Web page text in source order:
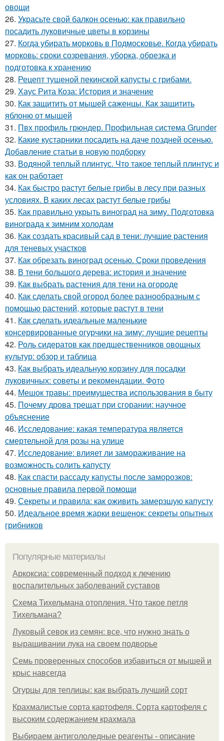
овощи
26. Украсьте свой балкон осенью: как правильно
посадить луковичные цветы в корзины
27. Когда убирать морковь в Подмосковье. Когда убирать
морковь: сроки созревания, уборка, обрезка и
подготовка к хранению
28. Рецепт тушеной пекинской капусты с грибами.
29. Хаус Рита Коза: История и значение
30. Как защитить от мышей саженцы. Как защитить
яблоню от мышей
31. Пвх профиль грюндер. Профильная система Grunder
32. Какие кустарники посадить на даче поздней осенью.
Добавление статьи в новую подборку
33. Водяной теплый плинтус. Что такое теплый плинтус и
как он работает
34. Как быстро растут белые грибы в лесу при разных
условиях. В каких лесах растут белые грибы
35. Как правильно укрыть виноград на зиму. Подготовка
винограда к зимним холодам
36. Как создать красивый сад в тени: лучшие растения
для теневых участков
37. Как обрезать виноград осенью. Сроки проведения
38. В тени большого дерева: история и значение
39. Как выбрать растения для тени на огороде
40. Как сделать свой огород более разнообразным с
помощью растений, которые растут в тени
41. Как сделать идеальные маленькие
консервированные огурчики на зиму: лучшие рецепты
42. Роль сидератов как предшественников овощных
культур: обзор и таблица
43. Как выбрать идеальную корзину для посадки
луковичных: советы и рекомендации. Фото
44. Мешок травы: преимущества использования в быту
45. Почему дрова трещат при сгорании: научное
объяснение
46. Исследование: какая температура является
смертельной для розы на улице
47. Исследование: влияет ли замораживание на
возможность солить капусту
48. Как спасти рассаду капусты после заморозков:
основные правила первой помощи
49. Секреты и правила: как оживить замерзшую капусту
50. Идеальное время жарки вешенок: секреты опытных
грибников
Популярные материалы
Аркоксиа: современный подход к лечению
воспалительных заболеваний суставов
Схема Тихельмана отопления. Что такое петля
Тихельмана?
Луковый севок из семян: все, что нужно знать о
выращивании лука на своем подворье
Семь проверенных способов избавиться от мышей и
крыс навсегда
Огурцы для теплицы: как выбрать лучший сорт
Крахмалистые сорта картофеля. Сорта картофеля с
высоким содержанием крахмала
Выбираем антигололедные реагенты - описание